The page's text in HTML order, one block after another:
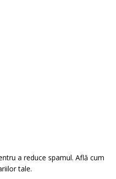
a reduce spamul. Află cum
tale.